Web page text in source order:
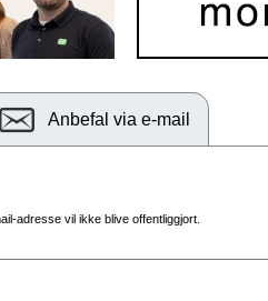
Anbefal via e-mail
adresse vil ikke blive offentliggjort.